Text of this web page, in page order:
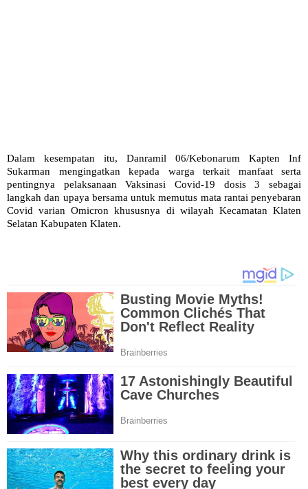
Dalam kesempatan itu, Danramil 06/Kebonarum Kapten Inf
Sukarman mengingatkan kepada warga terkait manfaat serta
pentingnya pelaksanaan Vaksinasi Covid-19 dosis 3 sebagai
langkah dan upaya bersama untuk memutus mata rantai penyebaran
Covid varian Omicron khususnya di wilayah Kecamatan Klaten
Selatan Kabupaten Klaten.